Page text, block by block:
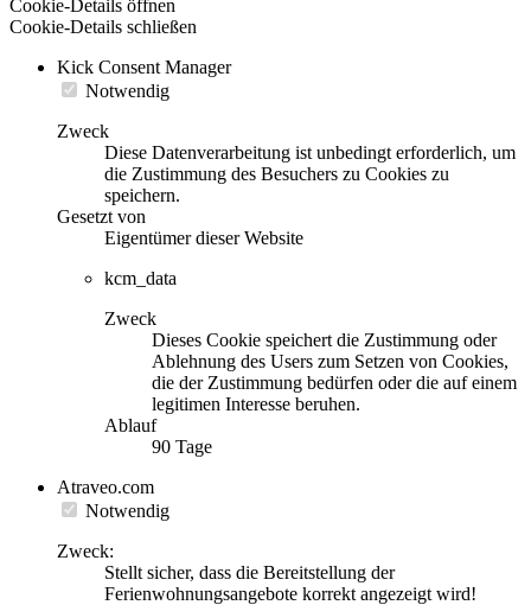
Cookie-Details öffnen
Cookie-Details schließen
Kick Consent Manager
Notwendig
Zweck
Diese Datenverarbeitung ist unbedingt erforderlich, um
die Zustimmung des Besuchers zu Cookies zu
speichern.
Gesetzt von
Eigentümer dieser Website
kcm_data
Zweck
Dieses Cookie speichert die Zustimmung oder
Ablehnung des Users zum Setzen von Cookies,
die der Zustimmung bedürfen oder die auf einem
legitimen Interesse beruhen.
Ablauf
90 Tage
Atraveo.com
Notwendig
Zweck:
Stellt sicher, dass die Bereitstellung der
Ferienwohnungsangebote korrekt angezeigt wird!